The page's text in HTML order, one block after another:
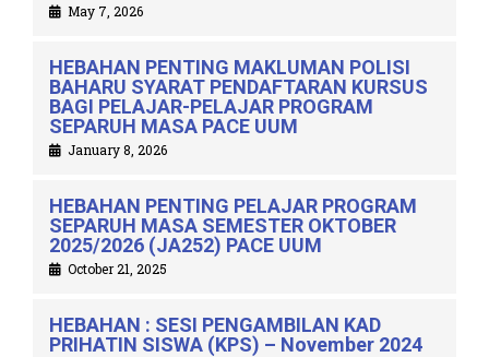
May 7, 2026
HEBAHAN PENTING MAKLUMAN POLISI
BAHARU SYARAT PENDAFTARAN KURSUS
BAGI PELAJAR-PELAJAR PROGRAM
SEPARUH MASA PACE UUM
January 8, 2026
HEBAHAN PENTING PELAJAR PROGRAM
SEPARUH MASA SEMESTER OKTOBER
2025/2026 (JA252) PACE UUM
October 21, 2025
HEBAHAN : SESI PENGAMBILAN KAD
PRIHATIN SISWA (KPS) – November 2024